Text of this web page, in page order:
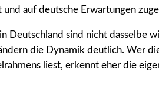
auf deutsche Erwartungen
Deutschland sind nicht dasselbe
die Dynamik deutlich. Wer
liest, erkennt eher die